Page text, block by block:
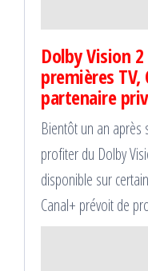
Dolby Vision
premières TV,
partenaire
Bientôt un an
profiter du Dolby
disponible sur
Canal+ prévoit de